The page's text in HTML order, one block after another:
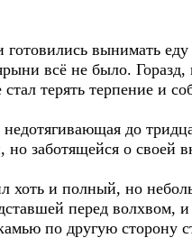
вынимать
всё не было.
терять терпение и
до
но заботящейся о своей
хоть и полный, но
перед волхвом,
по другую